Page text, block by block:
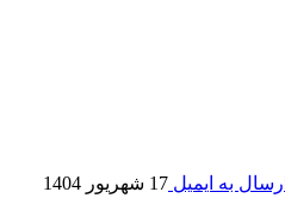
ارسال به ایمیل 17 شهریور 1404